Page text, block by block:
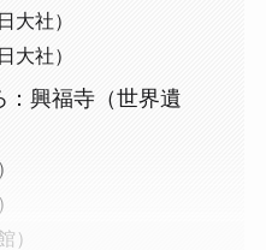
大社）
大社）
興福寺（世界遺
）